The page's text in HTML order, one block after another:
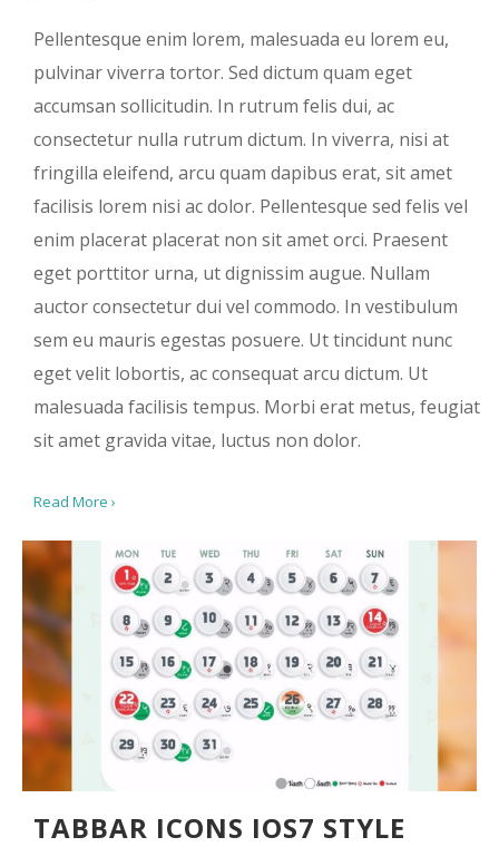
Pellentesque enim lorem, malesuada eu lorem eu,
pulvinar viverra tortor. Sed dictum quam eget
accumsan sollicitudin. In rutrum felis dui, ac
consectetur nulla rutrum dictum. In viverra, nisi at
fringilla eleifend, arcu quam dapibus erat, sit amet
facilisis lorem nisi ac dolor. Pellentesque sed felis vel
enim placerat placerat non sit amet orci. Praesent
eget porttitor urna, ut dignissim augue. Nullam
auctor consectetur dui vel commodo. In vestibulum
sem eu mauris egestas posuere. Ut tincidunt nunc
eget velit lobortis, ac consequat arcu dictum. Ut
malesuada facilisis tempus. Morbi erat metus, feugiat
sit amet gravida vitae, luctus non dolor.
Read More ›
TABBAR ICONS IOS7 STYLE